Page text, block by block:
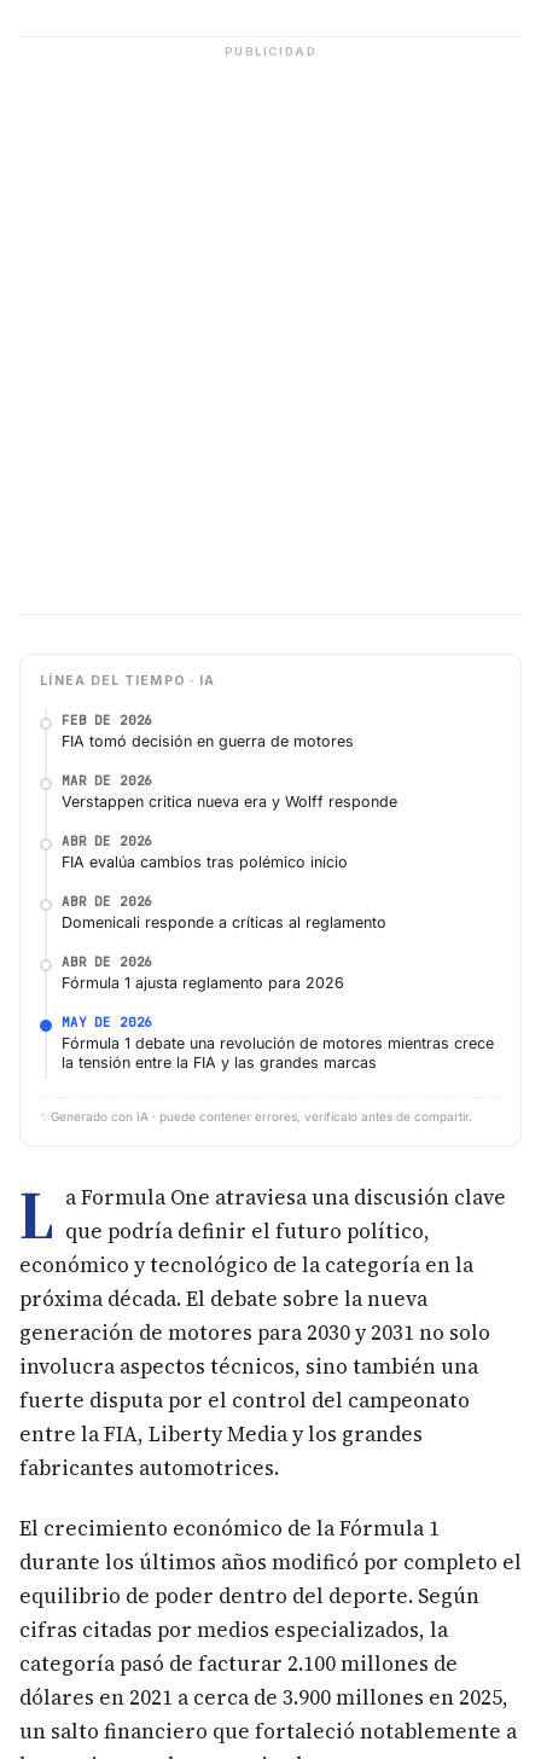
PUBLICIDAD
LÍNEA DEL TIEMPO · IA
FEB DE 2026
FIA tomó decisión en guerra de motores
MAR DE 2026
Verstappen critica nueva era y Wolff responde
ABR DE 2026
FIA evalúa cambios tras polémico inicio
ABR DE 2026
Domenicali responde a críticas al reglamento
ABR DE 2026
Fórmula 1 ajusta reglamento para 2026
MAY DE 2026
Fórmula 1 debate una revolución de motores mientras crece
la tensión entre la FIA y las grandes marcas
✨ Generado con IA · puede contener errores, verifícalo antes de compartir.
L a Formula One atraviesa una discusión clave
que podría definir el futuro político,
económico y tecnológico de la categoría en la
próxima década. El debate sobre la nueva
generación de motores para 2030 y 2031 no solo
involucra aspectos técnicos, sino también una
fuerte disputa por el control del campeonato
entre la FIA, Liberty Media y los grandes
fabricantes automotrices.
El crecimiento económico de la Fórmula 1
durante los últimos años modificó por completo el
equilibrio de poder dentro del deporte. Según
cifras citadas por medios especializados, la
categoría pasó de facturar 2.100 millones de
dólares en 2021 a cerca de 3.900 millones en 2025,
un salto financiero que fortaleció notablemente a